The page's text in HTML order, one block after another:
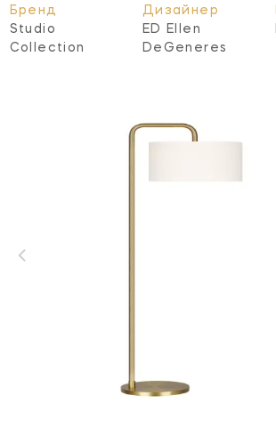
Бренд
Studio
Collection
Дизайнер
ED Ellen
DeGeneres